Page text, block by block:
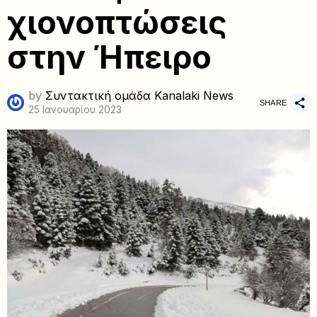
χιονοπτώσεις
στην Ήπειρο
by Συντακτική ομάδα Kanalaki News
25 Ιανουαρίου 2023
SHARE